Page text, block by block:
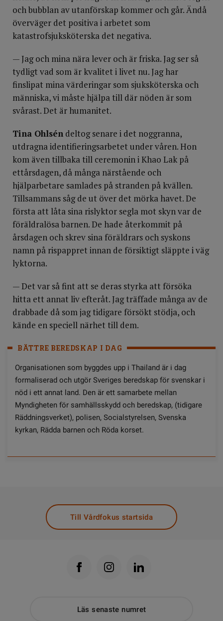
och bubblan av utanförskap kommer och går. Ändå
överväger det positiva i arbetet som
katastrofsjuksköterska det negativa.
— Jag och mina nära lever och är friska. Jag ser så
tydligt vad som är kvalitet i livet nu. Jag har
finslipat mina värderingar som sjuksköterska och
människa, vi måste hjälpa till där nöden är som
svårast. Det är humanitet.
Tina Ohlsén deltog senare i det noggranna,
utdragna identifieringsarbetet under våren. Hon
kom även tillbaka till ceremonin i Khao Lak på
ettårsdagen, då många närstående och
hjälparbetare samlades på stranden på kvällen.
Tillsammans såg de ut över det mörka havet. De
första att låta sina rislyktor segla mot skyn var de
föräldralösa barnen. De hade återkommit på
årsdagen och skrev sina föräldrars och syskons
namn på rispappret innan de försiktigt släppte i väg
lyktorna.
— Det var så fint att se deras styrka att försöka
hitta ett annat liv efteråt. Jag träffade många av de
drabbade då som jag tidigare försökt stödja, och
kände en speciell närhet till dem.
BÄTTRE BEREDSKAP I DAG
Organisationen som byggdes upp i Thailand är i dag
formaliserad och utgör Sveriges beredskap för svenskar i
nöd i ett annat land. Den är ett samarbete mellan
Myndigheten för samhällsskydd och beredskap, (tidigare
Räddningsverket), polisen, Socialstyrelsen, Svenska
kyrkan, Rädda barnen och Röda korset.
Till Vårdfokus startsida
Läs senaste numret